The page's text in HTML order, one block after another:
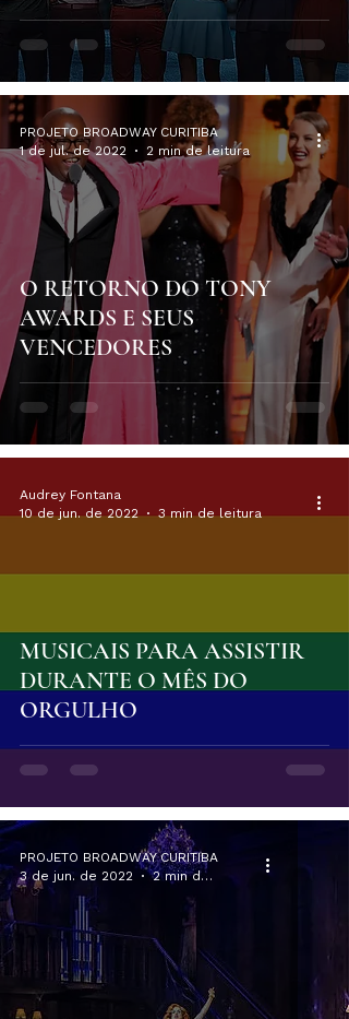
O RETORNO DO TONY
AWARDS E SEUS
VENCEDORES
PROJETO BROADWAY CURITIBA
1 de jul. de 2022
2 min de leitura
MUSICAIS PARA ASSISTIR
DURANTE O MÊS DO
ORGULHO
Audrey Fontana
10 de jun. de 2022
3 min de leitura
PROJETO BROADWAY CURITIBA
3 de jun. de 2022
2 min de leitura